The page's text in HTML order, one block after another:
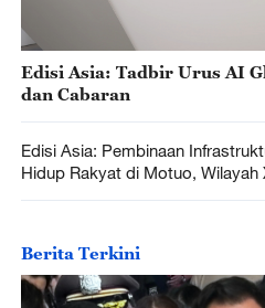
Edisi Asia: Tadbir Urus AI
dan Cabaran
Edisi Asia: Pembinaan
Hidup Rakyat di Motuo, Wilayah
Berita Terkini